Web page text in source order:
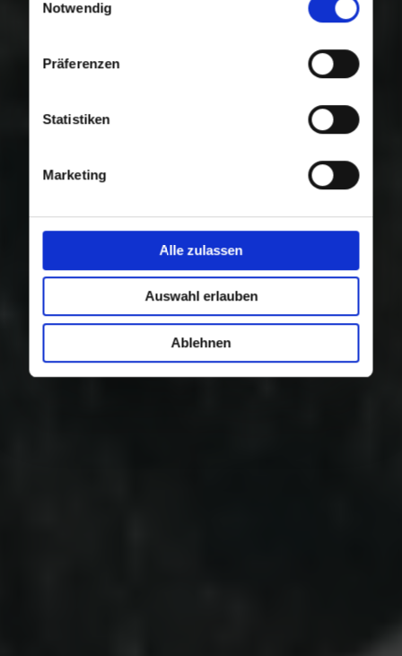
Nutzung der Dienste gesammelt haben.
Notwendig
Präferenzen
Statistiken
Marketing
Alle zulassen
Auswahl erlauben
Ablehnen